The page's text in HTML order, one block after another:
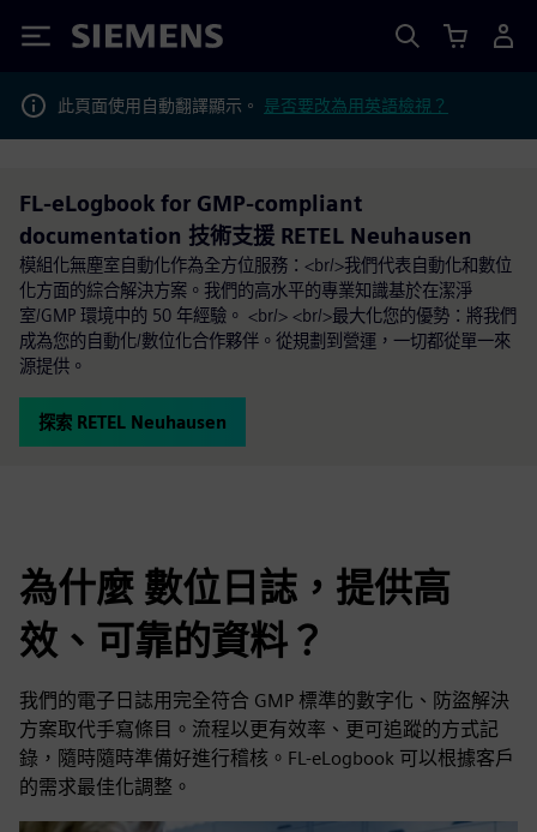
Siemens
此頁面使用自動翻譯顯示。 是否要改為用英語檢視？
FL-eLogbook for GMP-compliant
documentation 技術支援 RETEL Neuhausen
模組化無塵室自動化作為全方位服務：<br/>我們代表自動化和數位
化方面的綜合解決方案。我們的高水平的專業知識基於在潔淨
室/GMP 環境中的 50 年經驗。 <br/> <br/>最大化您的優勢：將我們
成為您的自動化/數位化合作夥伴。從規劃到營運，一切都從單一來
源提供。
探索 RETEL Neuhausen
為什麼 數位日誌，提供高
效、可靠的資料？
我們的電子日誌用完全符合 GMP 標準的數字化、防盜解決
方案取代手寫條目。流程以更有效率、更可追蹤的方式記
錄，隨時隨時準備好進行稽核。FL-eLogbook 可以根據客戶
的需求最佳化調整。